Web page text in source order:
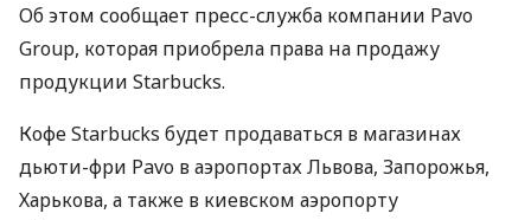
Об этом сообщает пресс-служба компании Pavo
Group, которая приобрела права на продажу
продукции Starbucks.
Кофе Starbucks будет продаваться в магазинах
дьюти-фри Pavo в аэропортах Львова, Запорожья,
Харькова, а также в киевском аэропорту